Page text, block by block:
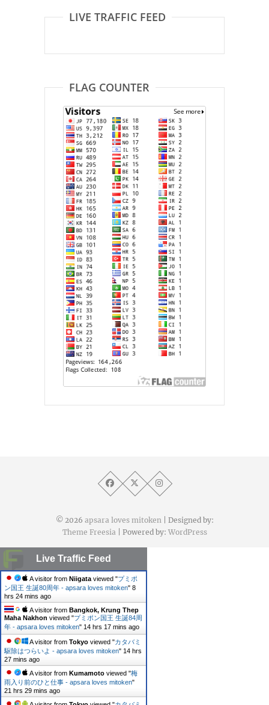
LIVE TRAFFIC FEED
FLAG COUNTER
© 2026 apsara loves mitoken| Designed by:
Theme Freesia| Powered by: WordPress
Live Traffic Feed
A visitor from Niigata viewed "プミポ
ン国王 生誕80周年 - apsara loves mitoken" 8
hrs 24 mins ago
A visitor from Bangkok, Krung Thep
Maha Nakhon viewed "プミポン国王 生誕84周
年 - apsara loves mitoken" 14 hrs 17 mins ago
A visitor from Tokyo viewed "カタバミ
駆除はつらいよ - apsara loves mitoken" 14 hrs
27 mins ago
A visitor from Kumamoto viewed "梅
雨入り前のひと仕事 - apsara loves mitoken"
21 hrs 29 mins ago